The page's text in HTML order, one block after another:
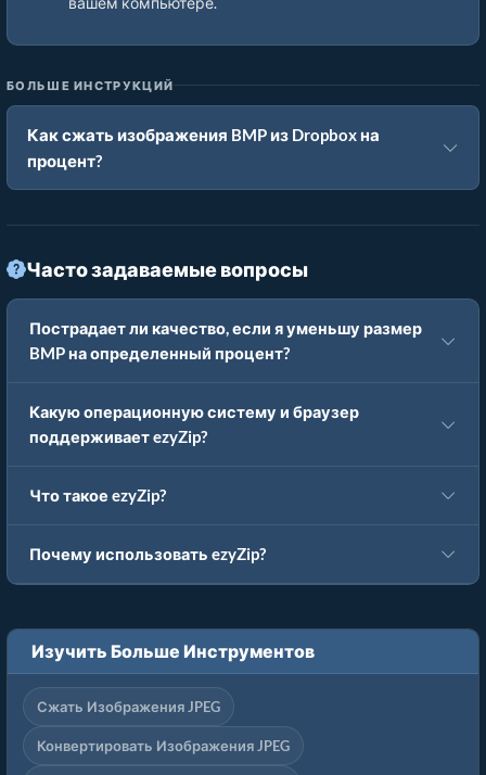
БОЛЬШЕ ИНСТРУКЦИЙ
Как сжать изображения BMP из Dropbox на
процент?
Часто задаваемые вопросы
Пострадает ли качество, если я уменьшу размер
BMP на определенный процент?
Какую операционную систему и браузер
поддерживает ezyZip?
Что такое ezyZip?
Почему использовать ezyZip?
Изучить Больше Инструментов
Сжать Изображения JPEG
Конвертировать Изображения JPEG